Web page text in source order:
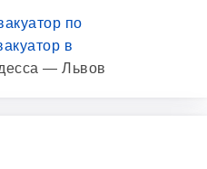
по
в
— Львов